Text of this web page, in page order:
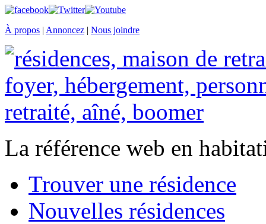
À propos | Annoncez | Nous joindre
La référence web en
Trouver une résidence
Nouvelles résidences